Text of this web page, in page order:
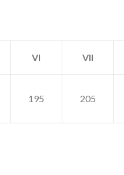
VI VII
195 205